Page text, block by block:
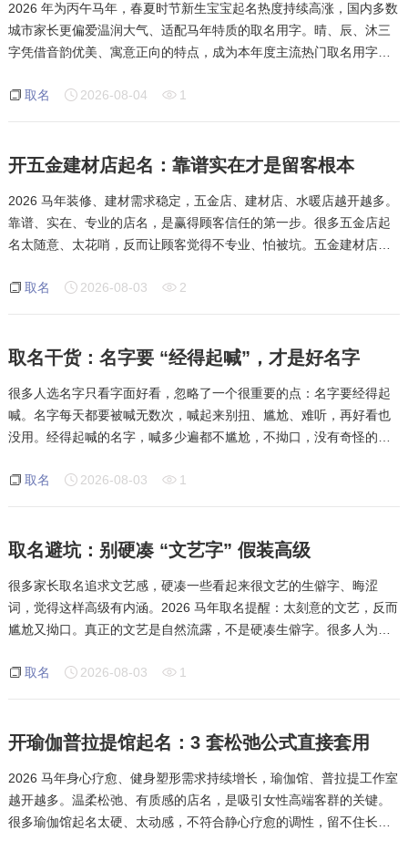
2026 年为丙午马年，春夏时节新生宝宝起名热度持续高涨，国内多数
城市家长更偏爱温润大气、适配马年特质的取名用字。晴、辰、沐三
字凭借音韵优美、寓意正向的特点，成为本年度主流热门取名用字。
方式，为新手家长提供靠谱的起
取名 2026-08-04 1
开五金建材店起名：靠谱实在才是留客根本
2026 马年装修、建材需求稳定，五金店、建材店、水暖店越开越多。
靠谱、实在、专业的店名，是赢得顾客信任的第一步。很多五金店起
名太随意、太花哨，反而让顾客觉得不专业、怕被坑。五金建材店起
接体现行业属性，让顾客一眼觉得
取名 2026-08-03 2
取名干货：名字要 “经得起喊”，才是好名字
很多人选名字只看字面好看，忽略了一个很重要的点：名字要经得起
喊。名字每天都要被喊无数次，喊起来别扭、尴尬、难听，再好看也
没用。经得起喊的名字，喊多少遍都不尴尬，不拗口，没有奇怪的谐
还有奇怪的谐音，别人不愿意喊，孩子自己也不愿意
取名 2026-08-03 1
取名避坑：别硬凑 “文艺字” 假装高级
很多家长取名追求文艺感，硬凑一些看起来很文艺的生僻字、晦涩
词，觉得这样高级有内涵。2026 马年取名提醒：太刻意的文艺，反而
尴尬又拗口。真正的文艺是自然流露，不是硬凑生僻字。很多人为了
不会读、不知道什么意思，孩子从小要反复
取名 2026-08-03 1
开瑜伽普拉提馆起名：3 套松弛公式直接套用
2026 马年身心疗愈、健身塑形需求持续增长，瑜伽馆、普拉提工作室
越开越多。温柔松弛、有质感的店名，是吸引女性高端客群的关键。
很多瑜伽馆起名太硬、太动感，不符合静心疗愈的调性，留不住长期